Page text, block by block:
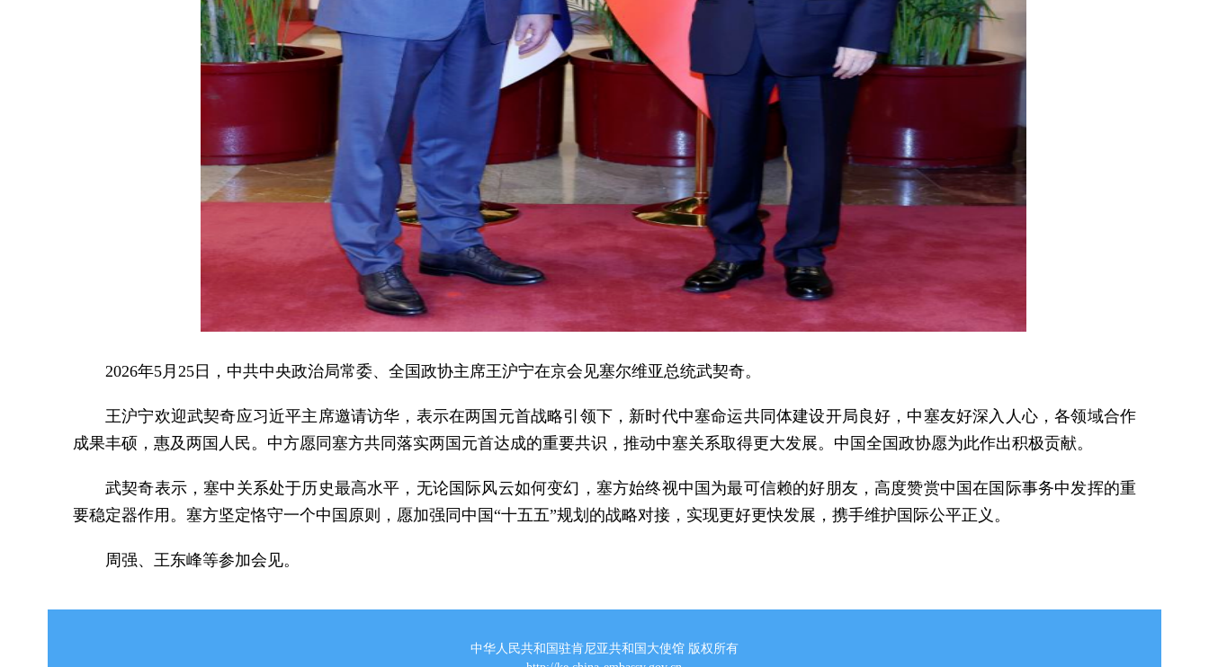
2026年5月25日，中共中央政治局常委、全国政协主席王沪宁在京会见塞尔维亚总统武契奇。
王沪宁欢迎武契奇应习近平主席邀请访华，表示在两国元首战略引领下，新时代中塞命运共同体建设开局良好，中塞友好深入人心，各领域合作
成果丰硕，惠及两国人民。中方愿同塞方共同落实两国元首达成的重要共识，推动中塞关系取得更大发展。中国全国政协愿为此作出积极贡献。
武契奇表示，塞中关系处于历史最高水平，无论国际风云如何变幻，塞方始终视中国为最可信赖的好朋友，高度赞赏中国在国际事务中发挥的重
要稳定器作用。塞方坚定恪守一个中国原则，愿加强同中国“十五五”规划的战略对接，实现更好更快发展，携手维护国际公平正义。
周强、王东峰等参加会见。
中华人民共和国驻肯尼亚共和国大使馆 版权所有